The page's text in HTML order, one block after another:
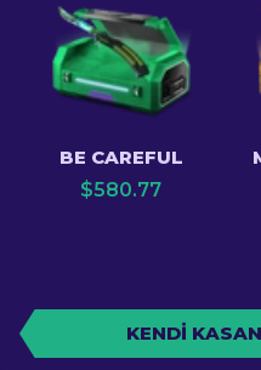
BE CAREFUL
$580.77
KENDI